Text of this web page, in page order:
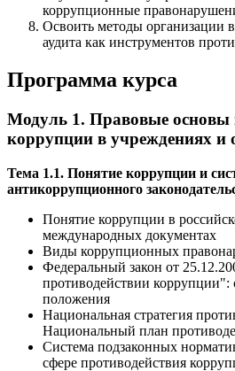
коррупционные
Освоить методы организации
аудита как инструментов
Программа курса
Модуль 1. Правовые основы
коррупции в учреждениях и
Тема 1.1. Понятие коррупции и
антикоррупционного
Понятие коррупции в
международных документах
Виды коррупционных
Федеральный закон от
противодействии коррупции":
положения
Национальная стратегия
Национальный план
Система подзаконных
сфере противодействия